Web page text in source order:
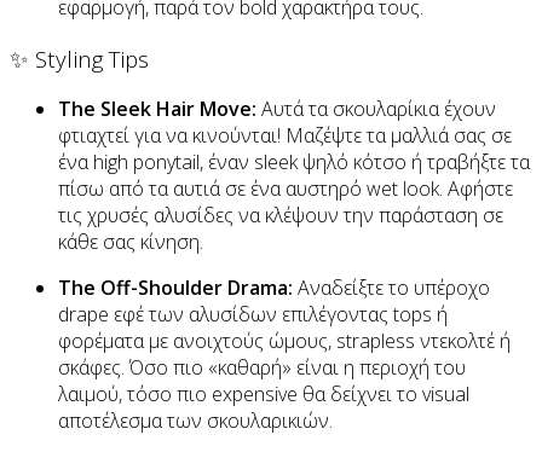
εφαρμογή, παρά τον bold χαρακτήρα τους.
✨ Styling Tips
The Sleek Hair Move: Αυτά τα σκουλαρίκια έχουν
φτιαχτεί για να κινούνται! Μαζέψτε τα μαλλιά σας σε
ένα high ponytail, έναν sleek ψηλό κότσο ή τραβήξτε τα
πίσω από τα αυτιά σε ένα αυστηρό wet look. Αφήστε
τις χρυσές αλυσίδες να κλέψουν την παράσταση σε
κάθε σας κίνηση.
The Off-Shoulder Drama: Αναδείξτε το υπέροχο
drape εφέ των αλυσίδων επιλέγοντας tops ή
φορέματα με ανοιχτούς ώμους, strapless ντεκολτέ ή
σκάφες. Όσο πιο «καθαρή» είναι η περιοχή του
λαιμού, τόσο πιο expensive θα δείχνει το visual
αποτέλεσμα των σκουλαρικιών.